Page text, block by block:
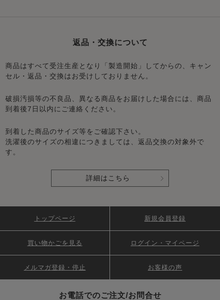
返品・交換について
商品はすべて受注生産となり「製造開始」してからの、キャン
セル・返品・交換はお受けしておりません。
破損汚損等の不良品、異なる商品をお届けした場合には、商品
到着後7日以内にご連絡ください。
到着した商品のサイズ等をご確認下さい。
洗濯後のサイズの相違につきましては、返品交換の対象外で
す。
詳細はこちら
お電話でのご注文/お問合せ
トップページ 新規会員登録
買い物かごを見る ログイン・マイページ
メルマガ登録・停止 お客様の声